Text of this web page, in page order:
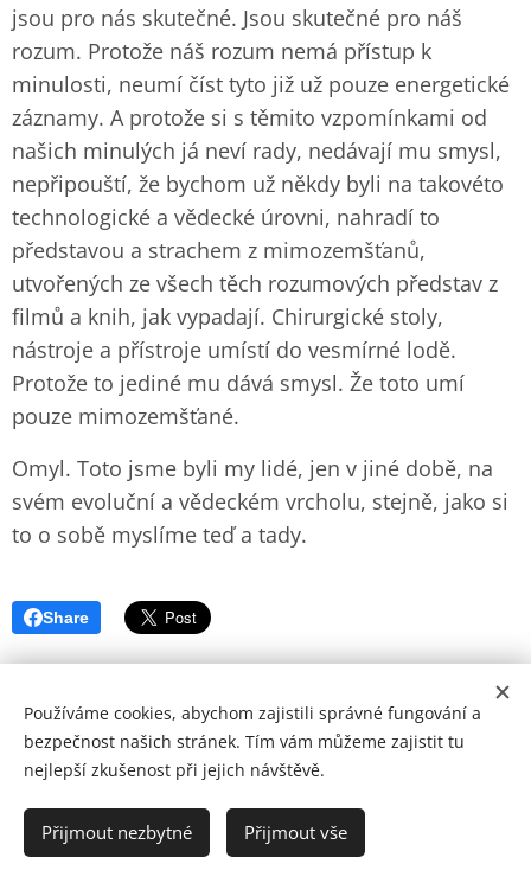
jsou pro nás skutečné. Jsou skutečné pro náš
rozum. Protože náš rozum nemá přístup k
minulosti, neumí číst tyto již už pouze energetické
záznamy. A protože si s těmito vzpomínkami od
našich minulých já neví rady, nedávají mu smysl,
nepřipouští, že bychom už někdy byli na takovéto
technologické a vědecké úrovni, nahradí to
představou a strachem z mimozemšťanů,
utvořených ze všech těch rozumových představ z
filmů a knih, jak vypadají. Chirurgické stoly,
nástroje a přístroje umístí do vesmírné lodě.
Protože to jediné mu dává smysl. Že toto umí
pouze mimozemšťané.
Omyl. Toto jsme byli my lidé, jen v jiné době, na
svém evoluční a vědeckém vrcholu, stejně, jako si
to o sobě myslíme teď a tady.
Share
© Copyright by Zohran 2024 | Všechna práva vyhrazena.
Používáme cookies, abychom zajistili správné fungování a
bezpečnost našich stránek. Tím vám můžeme zajistit tu
nejlepší zkušenost při jejich návštěvě.
Přijmout nezbytné Přijmout vše